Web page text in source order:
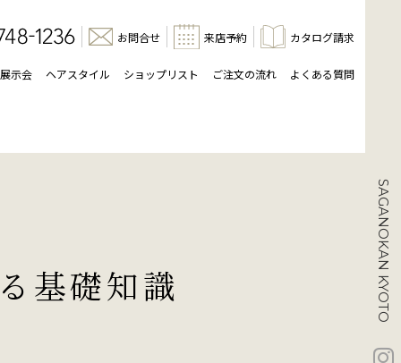
お問合せ 来店予約 カタログ請求
展示会 ヘアスタイル ショップリスト ご注文の流れ よくある質問
基礎知識 SAGANOKAN KYOTO